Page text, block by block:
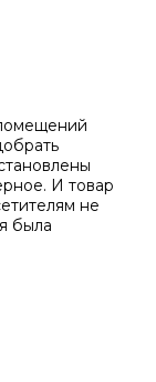
И товар
не
была